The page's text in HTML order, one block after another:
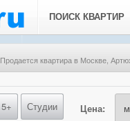
ПОИСК КВАРТИР
Продается квартира в Москве,
5+ Студии Цена: